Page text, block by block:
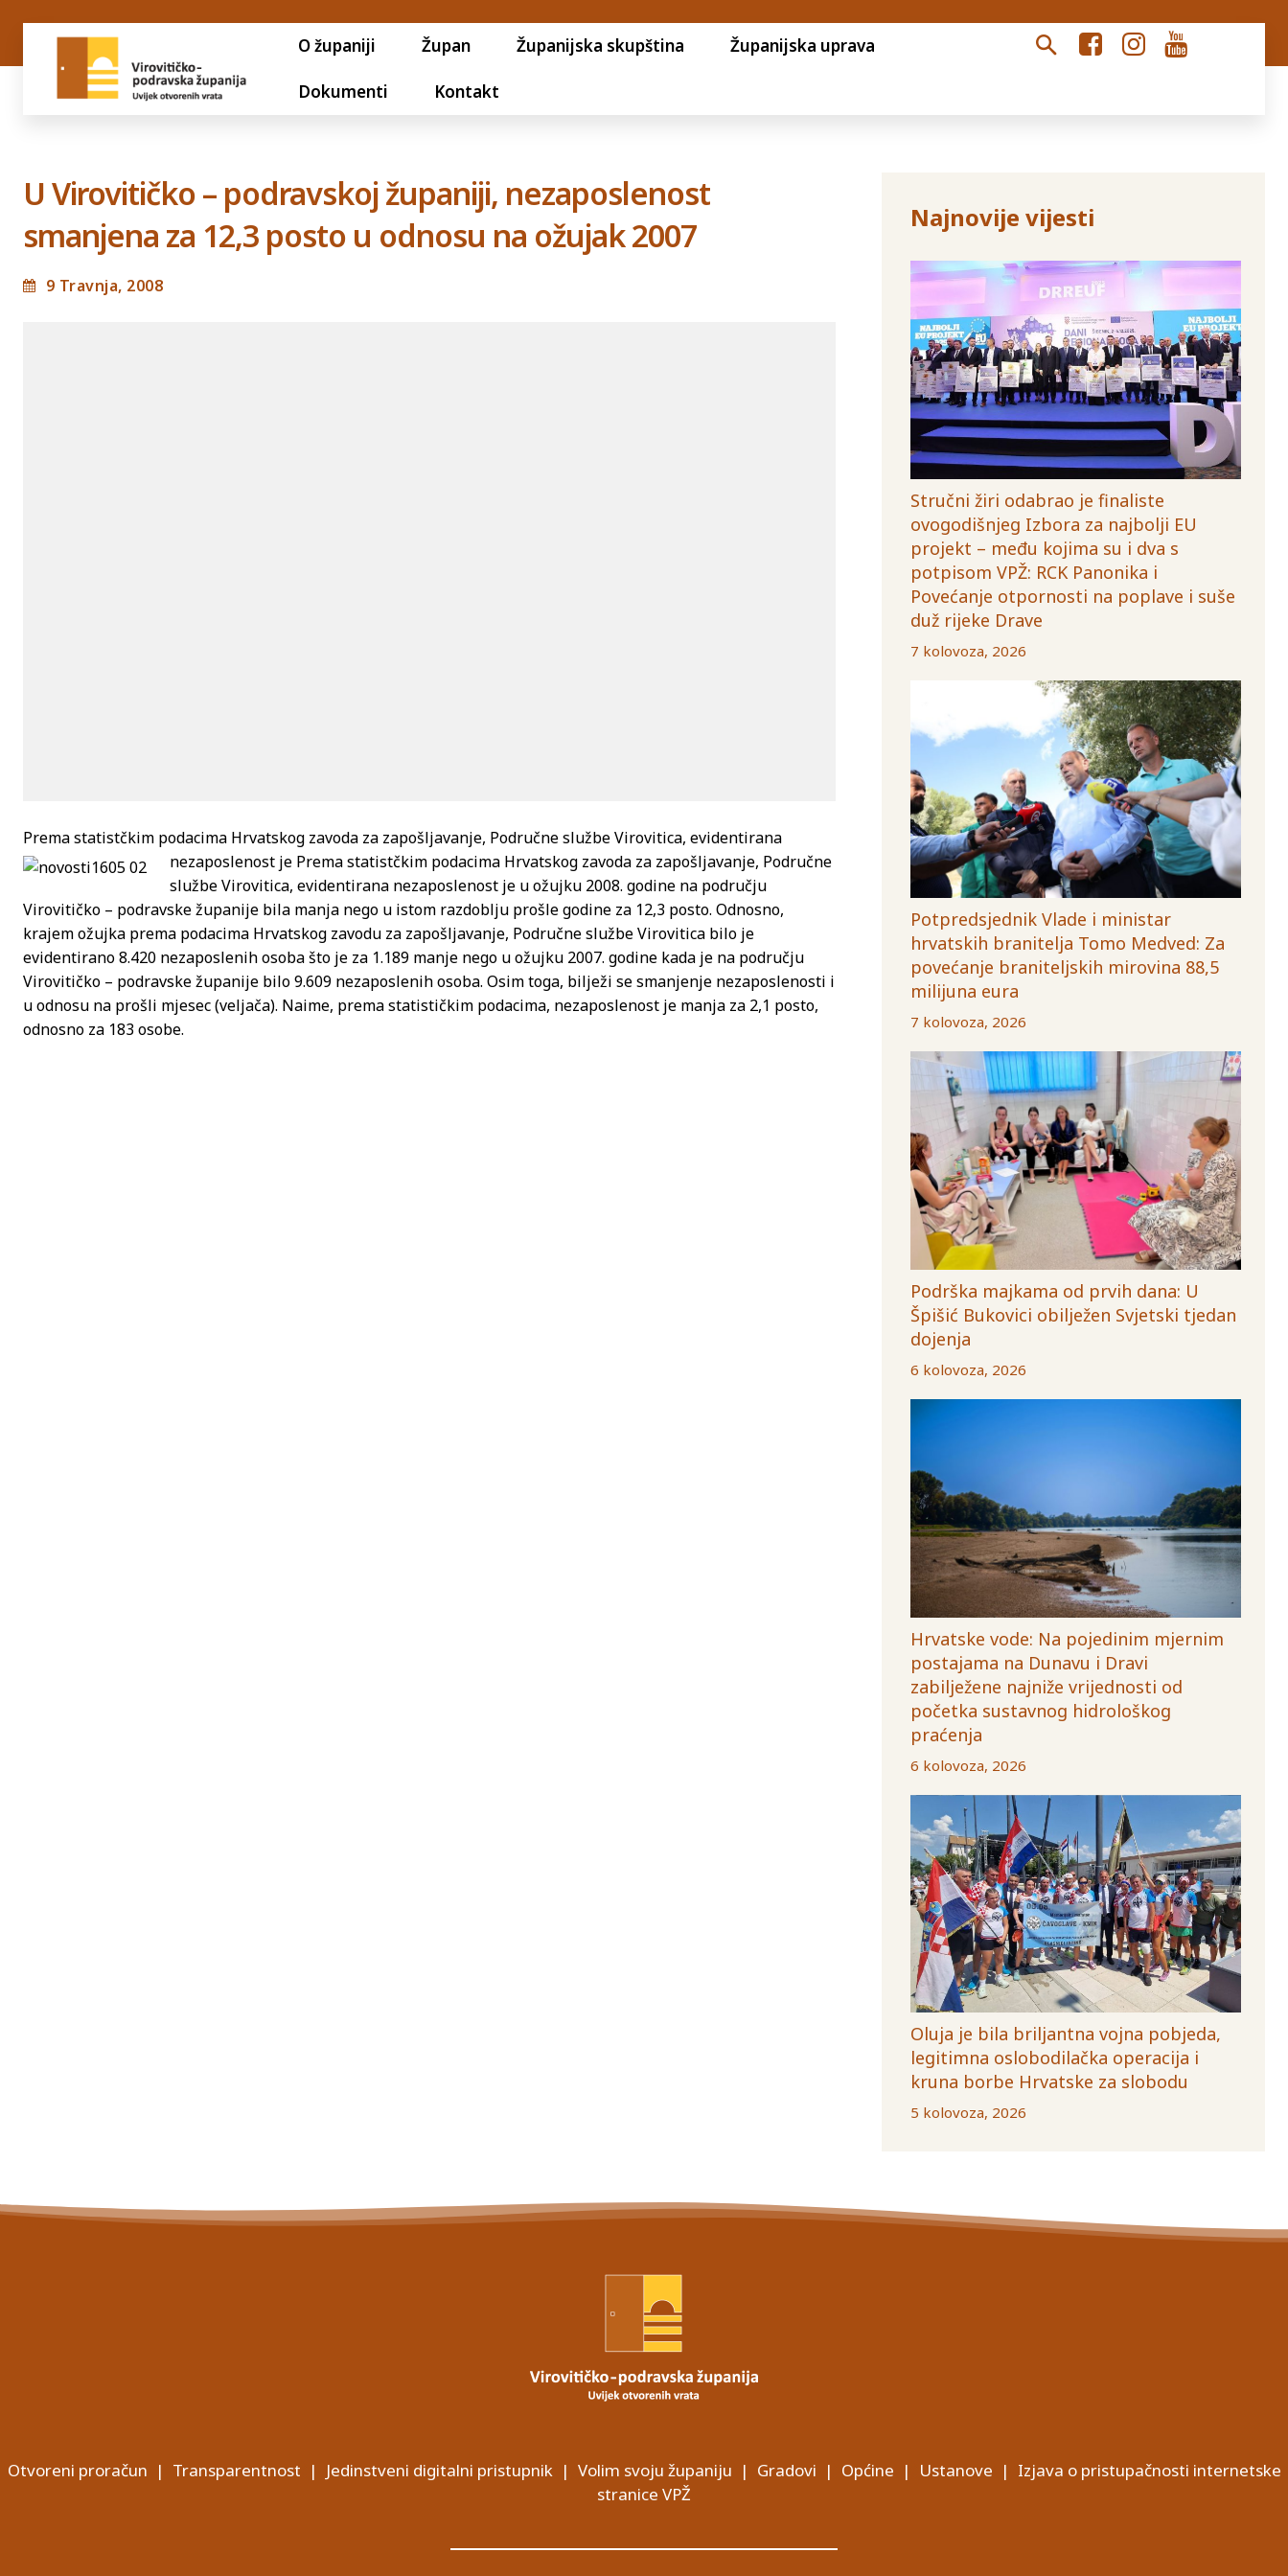
O županiji Župan Županijska skupština Županijska uprava
Dokumenti Kontakt
U Virovitičko – podravskoj županiji, nezaposlenost
smanjena za 12,3 posto u odnosu na ožujak 2007
9 Travnja, 2008
Prema statistčkim podacima Hrvatskog zavoda za zapošljavanje, Područne službe Virovitica, evidentirana
nezaposlenost je Prema statistčkim podacima Hrvatskog zavoda za zapošljavanje, Područne
službe Virovitica, evidentirana nezaposlenost je u ožujku 2008. godine na području
Virovitičko – podravske županije bila manja nego u istom razdoblju prošle godine za 12,3 posto. Odnosno,
krajem ožujka prema podacima Hrvatskog zavodu za zapošljavanje, Područne službe Virovitica bilo je
evidentirano 8.420 nezaposlenih osoba što je za 1.189 manje nego u ožujku 2007. godine kada je na području
Virovitičko – podravske županije bilo 9.609 nezaposlenih osoba. Osim toga, bilježi se smanjenje nezaposlenosti i
u odnosu na prošli mjesec (veljača). Naime, prema statističkim podacima, nezaposlenost je manja za 2,1 posto,
odnosno za 183 osobe.
Najnovije vijesti
Stručni žiri odabrao je finaliste
ovogodišnjeg Izbora za najbolji EU
projekt – među kojima su i dva s
potpisom VPŽ: RCK Panonika i
Povećanje otpornosti na poplave i suše
duž rijeke Drave
7 kolovoza, 2026
Potpredsjednik Vlade i ministar
hrvatskih branitelja Tomo Medved: Za
povećanje braniteljskih mirovina 88,5
milijuna eura
7 kolovoza, 2026
Podrška majkama od prvih dana: U
Špišić Bukovici obilježen Svjetski tjedan
dojenja
6 kolovoza, 2026
Hrvatske vode: Na pojedinim mjernim
postajama na Dunavu i Dravi
zabilježene najniže vrijednosti od
početka sustavnog hidrološkog
praćenja
6 kolovoza, 2026
Oluja je bila briljantna vojna pobjeda,
legitimna oslobodilačka operacija i
kruna borbe Hrvatske za slobodu
5 kolovoza, 2026
Otvoreni proračun | Transparentnost | Jedinstveni digitalni pristupnik| Volim svoju županiju | Gradovi | Općine | Ustanove | Izjava o pristupačnosti internetske
stranice VPŽ